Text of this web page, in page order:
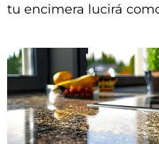
tu encimera lucirá